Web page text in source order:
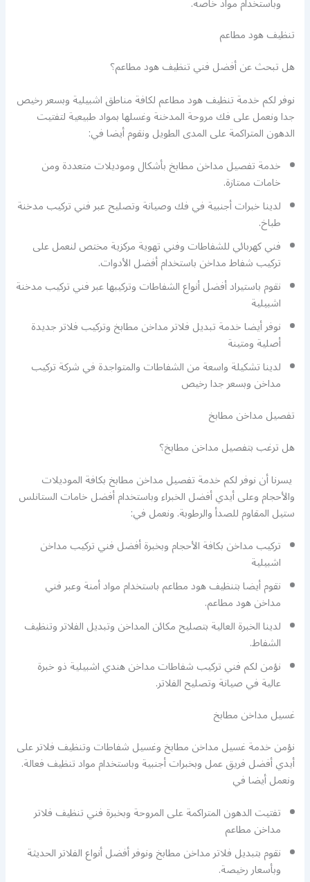
تنظيف هود مطاعم
هل تبحث عن أفضل فني تنظيف هود مطاعم؟
نوفر لكم خدمة تنظيف هود مطاعم لكافة مناطق اشبيلية وبسعر رخيص
جدا ونعمل على فك مروحة المدخنة وغسلها بمواد طبيعية لتفتيت
الدهون المتراكمة على المدى الطويل ونقوم أيضا في:
خدمة تفصيل مداخن مطابخ بأشكال وموديلات متعددة ومن
خامات ممتازة.
لدينا خبرات أجنبية في فك وصيانة وتصليح عبر فني تركيب مدخنة
طباخ.
فني كهربائي للشفاطات وفني تهوية مركزية مختص لنعمل على
تركيب شفاط مداخن باستخدام أفضل الأدوات.
نقوم باستيراد أفضل أنواع الشفاطات وتركيبها عبر فني تركيب مدخنة
اشبيلية
نوفر أيضا خدمة تبديل فلاتر مداخن مطابخ وتركيب فلاتر جديدة
أصلية ومتينة
لدينا تشكيلة واسعة من الشفاطات والمتواجدة في شركة تركيب
مداخن وبسعر جدا رخيص
تفصيل مداخن مطابخ
هل ترغب بتفصيل مداخن مطابخ؟
يسرنا أن نوفر لكم خدمة تفصيل مداخن مطابخ بكافة الموديلات
والأحجام وعلى أيدي أفضل الخبراء وباستخدام أفضل خامات الستانلس
ستيل المقاوم للصدأ والرطوبة. ونعمل في:
تركيب مداخن بكافة الأحجام وبخبرة أفضل فني تركيب مداخن
اشبيلية
نقوم أيضا بتنظيف هود مطاعم باستخدام مواد أمنة وعبر فني
مداخن هود مطاعم.
لدينا الخبرة العالية بتصليح مكائن المداخن وتبديل الفلاتر وتنظيف
الشفاط.
نؤمن لكم فني تركيب شفاطات مداخن هندي اشبيلية ذو خبرة
عالية في صيانة وتصليح الفلاتر.
غسيل مداخن مطابخ
نؤمن خدمة غسيل مداخن مطابخ وغسيل شفاطات وتنظيف فلاتر على
أيدي أفضل فريق عمل وبخبرات أجنبية وباستخدام مواد تنظيف فعالة.
ونعمل أيضا في
تفتيت الدهون المتراكمة على المروحة وبخبرة فني تنظيف فلاتر
مداخن مطاعم
نقوم بتبديل فلاتر مداخن مطابخ ونوفر أفضل أنواع الفلاتر الحديثة
وبأسعار رخيصة.